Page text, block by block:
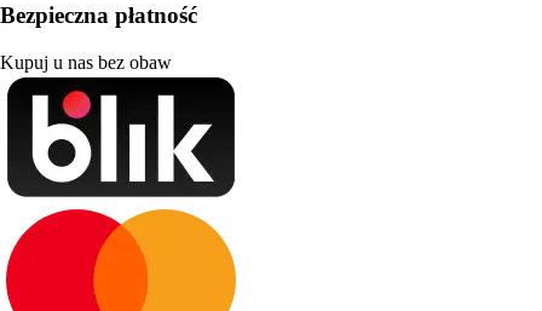
Bezpieczna płatność
Kupuj u nas bez obaw